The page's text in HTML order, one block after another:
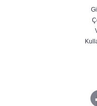
Türkiye
12